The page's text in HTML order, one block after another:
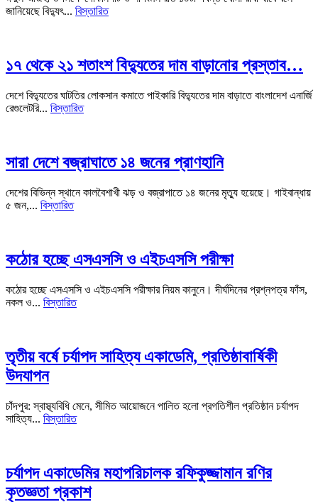
জানিয়েছে বিদ্যুৎ... বিস্তারিত
১৭ থেকে ২১ শতাংশ বিদ্যুতের দাম বাড়ানোর প্রস্তাব…
দেশে বিদ্যুতের ঘাটতির লোকসান কমাতে পাইকারি বিদ্যুতের দাম বাড়াতে বাংলাদেশ এনার্জি
রেগুলেটরি... বিস্তারিত
সারা দেশে বজ্রাঘাতে ১৪ জনের প্রাণহানি
দেশের বিভিন্ন স্থানে কালবৈশাখী ঝড় ও বজ্রাপাতে ১৪ জনের মৃত্যু হয়েছে। গাইবান্ধায়
৫ জন,... বিস্তারিত
কঠোর হচ্ছে এসএসসি ও এইচএসসি পরীক্ষা
কঠোর হচ্ছে এসএসসি ও এইচএসসি পরীক্ষার নিয়ম কানুনে। দীর্ঘদিনের প্রশ্নপত্র ফাঁস,
নকল ও... বিস্তারিত
তৃতীয় বর্ষে চর্যাপদ সাহিত্য একাডেমি, প্রতিষ্ঠাবার্ষিকী
উদযাপন
চাঁদপুর: স্বাস্থ্যবিধি মেনে, সীমিত আয়োজনে পালিত হলো প্রগতিশীল প্রতিষ্ঠান চর্যাপদ
সাহিত্য... বিস্তারিত
চর্যাপদ একাডেমির মহাপরিচালক রফিকুজ্জামান রণির
কৃতজ্ঞতা প্রকাশ